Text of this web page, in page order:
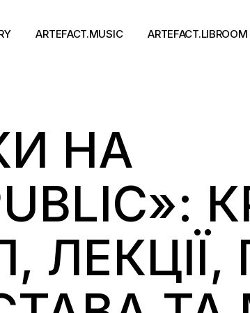
ARTEFACT.MUSIC
Концерти
ARTEFACT.LIBROOM
НА
ЛЕКЦІЇ,